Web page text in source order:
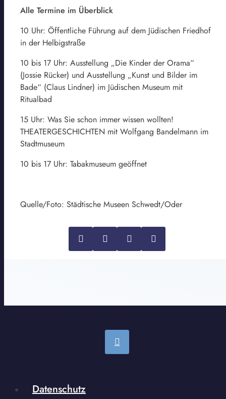
Alle Termine im Überblick
10 Uhr: Öffentliche Führung auf dem Jüdischen Friedhof
in der Helbigstraße
10 bis 17 Uhr: Ausstellung „Die Kinder der Orama“
(Jossie Rücker) und Ausstellung „Kunst und Bilder im
Bade“ (Claus Lindner) im Jüdischen Museum mit
Ritualbad
15 Uhr: Was Sie schon immer wissen wollten!
THEATERGESCHICHTEN mit Wolfgang Bandelmann im
Stadtmuseum
10 bis 17 Uhr: Tabakmuseum geöffnet
Quelle/Foto: Städtische Museen Schwedt/Oder
Datenschutz